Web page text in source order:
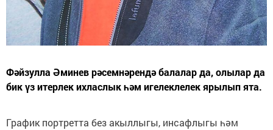
Фәйзулла Әминев рәсемнәрендә балалар да, олылар да
бик үз итерлек ихласлык һәм игелеклелек ярылып ята.
График портретта без акыллыгы, инсафлыгы һәм